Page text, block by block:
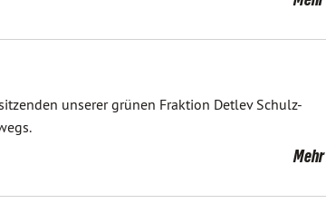
unserer grünen Fraktion Detlev Schulz-
Mehr